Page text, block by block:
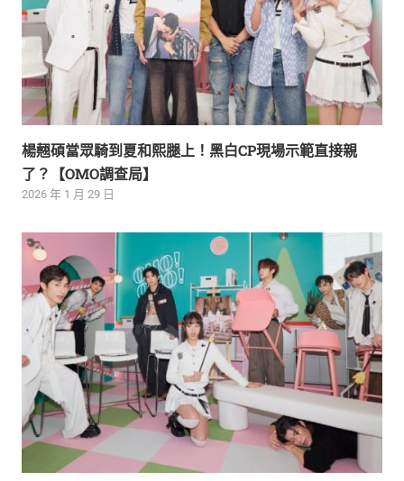
楊翹碩當眾騎到夏和熙腿上！黑白CP現場示範直接親
了？【OMO調查局】
2026 年 1 月 29 日